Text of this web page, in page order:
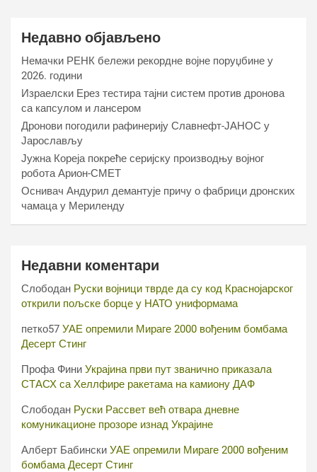
Недавно објављено
Немачки РЕНК бележи рекордне војне поруџбине у
2026. години
Израелски Ерез тестира тајни систем против дронова
са капсулом и лансером
Дронови погодили рафинерију Славнефт-ЈАНОС у
Јарослављу
Јужна Кореја покреће серијску производњу војног
робота Арион-СМЕТ
Оснивач Андурил демантује причу о фабрици дронских
чамаца у Мериленду
Недавни коментари
Слободан Руски војници тврде да су код Краснојарског
открили пољске борце у НАТО униформама
петко57 УАЕ опремили Мираге 2000 вођеним бомбама
Десерт Стинг
Профа Фини Украјина први пут званично приказала
СТАСХ са Хеллфире ракетама на камиону ДАФ
Слободан Руски Рассвет већ отвара дневне
комуникационе прозоре изнад Украјине
Алберт Бабински УАЕ опремили Мираге 2000 вођеним
бомбама Десерт Стинг